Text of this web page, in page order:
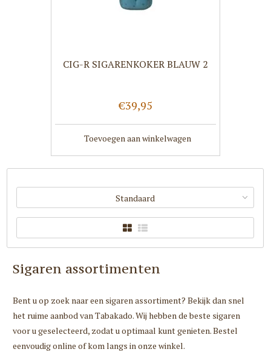
CIG-R SIGARENKOKER BLAUW 2
€39,95
Toevoegen aan winkelwagen
Standaard
Sigaren assortimenten
Bent u op zoek naar een sigaren assortiment? Bekijk dan snel
het ruime aanbod van Tabakado. Wij hebben de beste sigaren
voor u geselecteerd, zodat u optimaal kunt genieten. Bestel
eenvoudig online of kom langs in onze winkel.